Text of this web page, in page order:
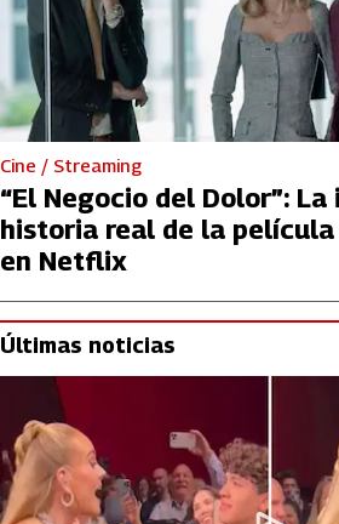
Cine / Streaming
“El Negocio del Dolor”:
historia real de la película
en Netflix
Últimas noticias